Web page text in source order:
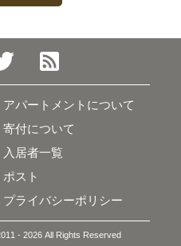
アパートメントについて
寄付について
入居者一覧
ポスト
プライバシーポリシー
- 2026 All Rights Reserved